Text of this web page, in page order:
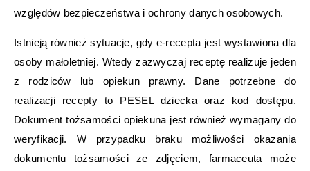
względów bezpieczeństwa i ochrony danych osobowych.
Istnieją również sytuacje, gdy e-recepta jest wystawiona dla
osoby małoletniej. Wtedy zazwyczaj receptę realizuje jeden
z rodziców lub opiekun prawny. Dane potrzebne do
realizacji recepty to PESEL dziecka oraz kod dostępu.
Dokument tożsamości opiekuna jest również wymagany do
weryfikacji. W przypadku braku możliwości okazania
dokumentu tożsamości ze zdjęciem, farmaceuta może